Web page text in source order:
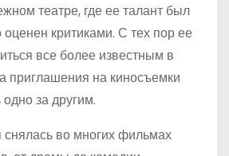
театре, где ее талант был
критиками. С тех пор ее
все более известным в
приглашения на киносъемки
за другим.
во многих фильмах